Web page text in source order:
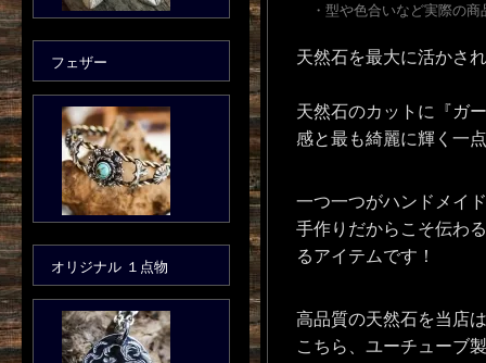
・型や色合いなど実際の
天然石を最大に活かさ
天然石のカットに『ガ
感と最も綺麗に輝く一
一つ一つがハンドメイ
手作りだからこそ伝わ
るアイテムです！
高品質の天然石を当店
こちら、ユーチューブ
フェザー
オリジナル １点物